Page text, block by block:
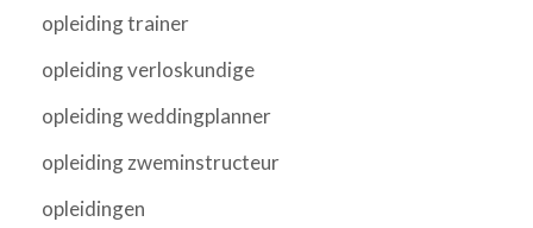
opleiding trainer
opleiding verloskundige
opleiding weddingplanner
opleiding zweminstructeur
opleidingen